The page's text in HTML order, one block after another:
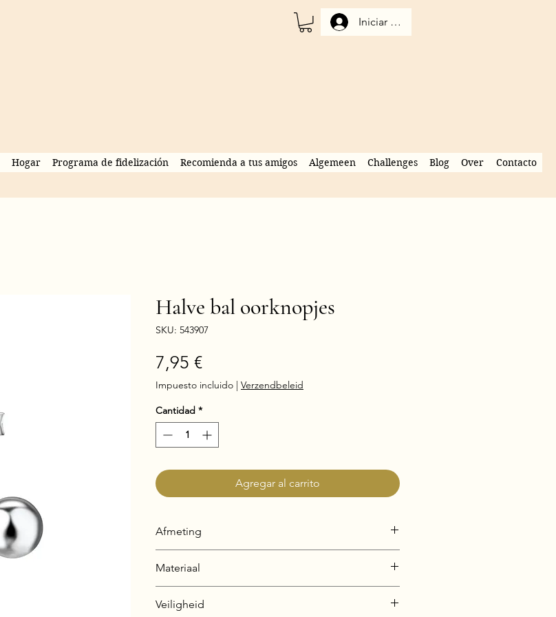
Iniciar sesión
Hogar Programa de fidelización Recomienda a tus amigos Algemeen Challenges Blog Over Contacto
Halve bal oorknopjes
SKU: 543907
7,95 €Precio
Impuesto incluido | Verzendbeleid
Cantidad *
Agregar al carrito
Afmeting
Materiaal
Silver + E-Coat (Anti-Tarnish)
Veiligheid